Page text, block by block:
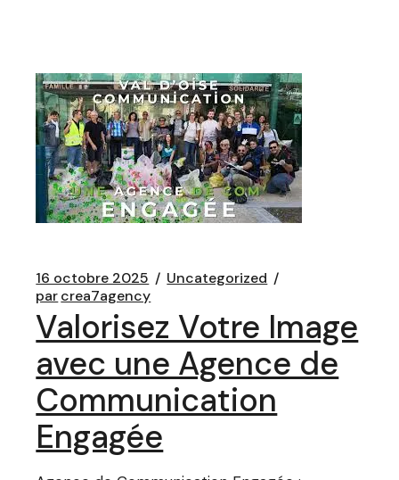
16 octobre 2025
Uncategorized
parcrea7agency
Valorisez Votre Image
avec une Agence de
Communication
Engagée